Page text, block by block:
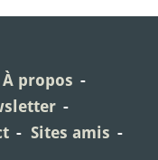
À propos
Sites amis